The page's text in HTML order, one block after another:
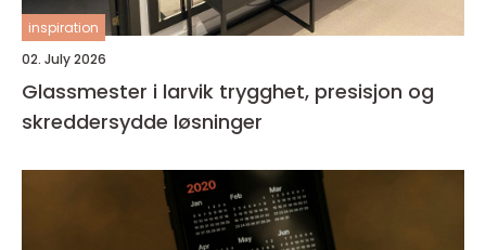
inspiration
02. July 2026
Glassmester i larvik trygghet, presisjon og
skreddersydde løsninger